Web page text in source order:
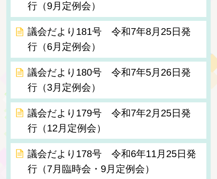
行（9月定例会）
議会だより181号 令和7年8月25日発
行（6月定例会）
議会だより180号 令和7年5月26日発
行（3月定例会）
議会だより179号 令和7年2月25日発
行（12月定例会）
議会だより178号 令和6年11月25日発
行（7月臨時会・9月定例会）